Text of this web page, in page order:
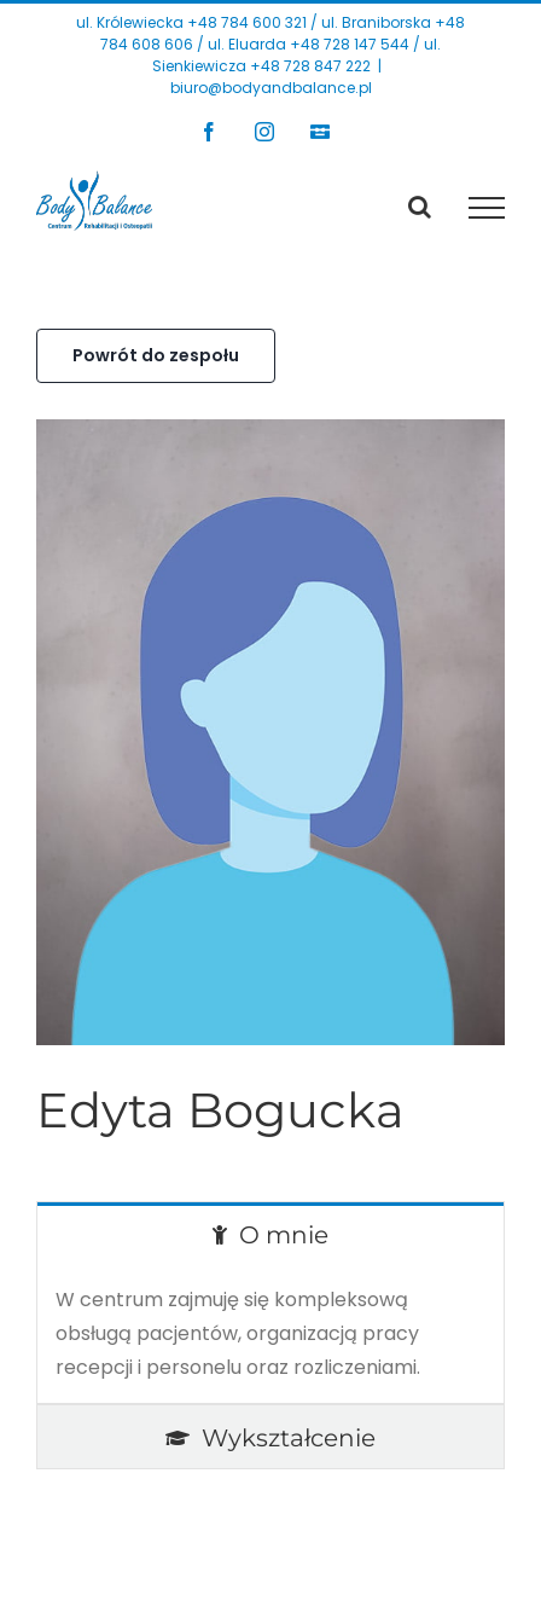
ul. Królewiecka +48 784 600 321 / ul. Braniborska +48
784 608 606 / ul. Eluarda +48 728 147 544 / ul.
Sienkiewicza +48 728 847 222 |
biuro@bodyandbalance.pl
FacebookInstagram
Karta
Powrót do zespołu
Edyta Bogucka
O mnie
W centrum zajmuję się kompleksową
obsługą pacjentów, organizacją pracy
recepcji i personelu oraz rozliczeniami.
Wykształcenie